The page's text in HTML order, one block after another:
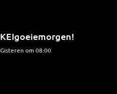
KEIgoeiemorgen!
Gisteren om 08:00